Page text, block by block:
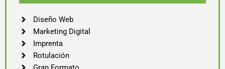
Diseño Web
Marketing Digital
Imprenta
Rotulación